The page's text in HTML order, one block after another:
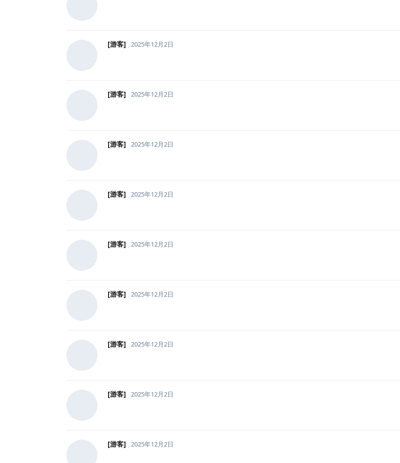
[游客] 2025年12月2日
[游客] 2025年12月2日
[游客] 2025年12月2日
[游客] 2025年12月2日
[游客] 2025年12月2日
[游客] 2025年12月2日
[游客] 2025年12月2日
[游客] 2025年12月2日
[游客] 2025年12月2日